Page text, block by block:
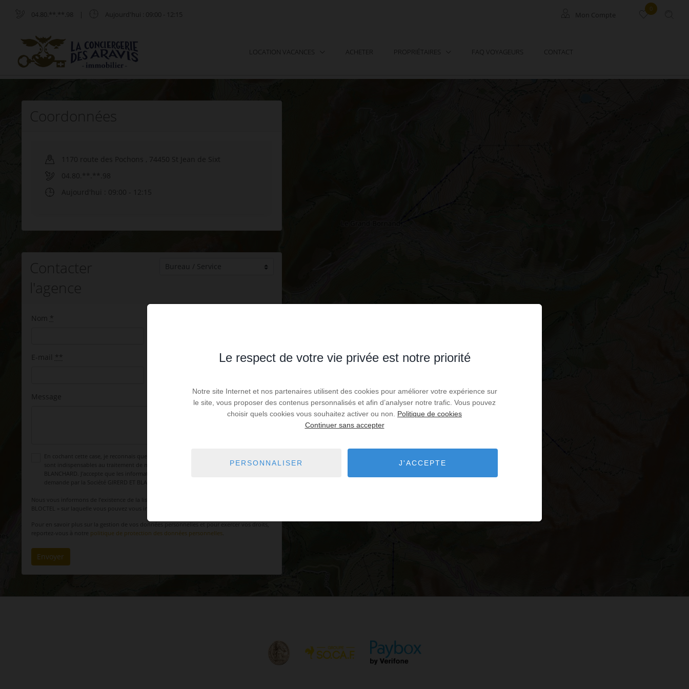
04.80.**.**.98 Aujourd'hui : 09:00 - 12:15 Mon Compte
0
LOCATION VACANCES ACHETER PROPRIÉTAIRES FAQ VOYAGEURS CONTACT
Coordonnées
1170 route des Pochons 74450 St Jean de Sixt
04.80.**.**.98
Aujourd'hui
: 09:00 - 12:15
Contacter
l'agence
Nom *
E-mail **
Message
En cochant cette case, je reconnais que les informations signalées par un astérisque
sont indispensables au traitement de ma requête par la société GIRERD ET
BLANCHARD. J'accepte que les informations saisies soient utilisées afin de traiter ma
demande par la Société GIRERD ET BLANCHARD ou un éventuel sous-traitant.
Nous vous informons de l’existence de la liste d’opposition au démarchage téléphonique «
BLOCTEL » sur laquelle vous pouvez vous inscrire (conso.bloctel.fr).
Pour en savoir plus sur la gestion de vos données personnelles et pour exercer vos droits,
reportez-vous à notre politique de protection des données personnelles.
Envoyer
Le respect de votre vie privée est notre priorité
Notre site Internet et nos partenaires utilisent des cookies pour améliorer votre expérience sur
le site, vous proposer des contenus personnalisés et afin d’analyser notre trafic. Vous pouvez
choisir quels cookies vous souhaitez activer ou non. Politique de cookies
Continuer sans accepter
PERSONNALISER J'ACCEPTE